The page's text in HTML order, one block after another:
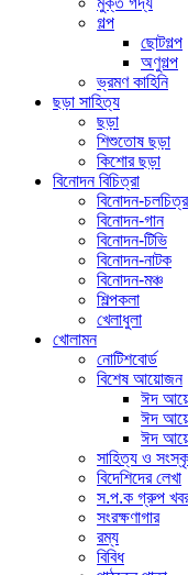
গল্প
ছোটগল্প
অণুগল্প
ভ্রমণ কাহিনি
ছড়া সাহিত্য
ছড়া
শিশুতোষ ছড়া
কিশোর ছড়া
বিনোদন বিচিত্রা
বিনোদন-চলচিত্র
বিনোদন-গান
বিনোদন-টিভি
বিনোদন-নাটক
বিনোদন-মঞ্চ
শিল্পকলা
খেলাধুলা
খোলামন
নোটিশবোর্ড
বিশেষ আয়োজন
ঈদ
ঈদ
ঈদ
সাহিত্য ও
বিদেশিদের লেখা
স.প.ক গ্রুপ
সংরক্ষণাগার
রম্য
বিবিধ